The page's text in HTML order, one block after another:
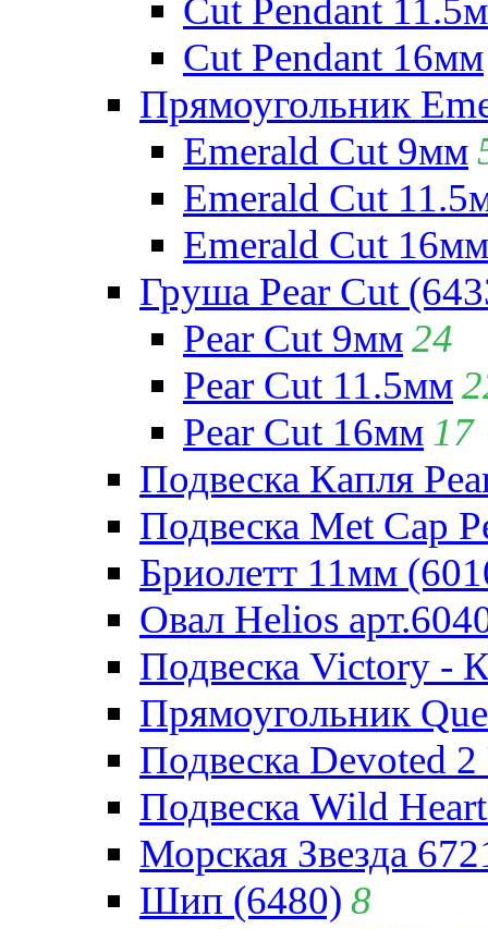
Cut Pendant
Cut Pendant 16мм
Прямоугольник
Emerald Cut 9мм
Emerald Cut
Emerald Cut 16мм
Груша Pear Cut
Pear Cut 9мм24
Pear Cut 11.5мм
Pear Cut 16мм 17
Подвеска Капля
Подвеска Met Cap
Бриолетт 11мм
Овал Helios
Подвеска Victory -
Прямоугольник
Подвеска Devoted
Подвеска Wild
Морская Звезда
Шип (6480) 8